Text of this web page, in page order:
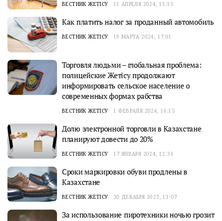
ВЕСТНИК ЖЕТІСУ 11 АПРЕЛЯ 2024, 15:15
Как платить налог за проданный автомобиль
ВЕСТНИК ЖЕТІСУ 19 МАРТА 2024, 17:01
Торговля людьми – глобальная проблема:
полицейские Жетісу продолжают
информировать сельское население о
современных формах рабства
ВЕСТНИК ЖЕТІСУ 1 ФЕВРАЛЯ 2024, 16:15
Долю электронной торговли в Казахстане
планируют довести до 20%
ВЕСТНИК ЖЕТІСУ 17 ЯНВАРЯ 2024, 12:36
Сроки маркировки обуви продлены в
Казахстане
ВЕСТНИК ЖЕТІСУ 30 ДЕКАБРЯ 2023, 11:07
За использование пиротехники ночью грозит